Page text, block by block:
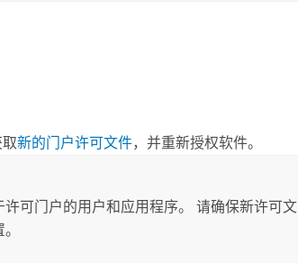
新的门户许可文件，并重新授权软件。
可门户的用户和应用程序。 请确保新许可文